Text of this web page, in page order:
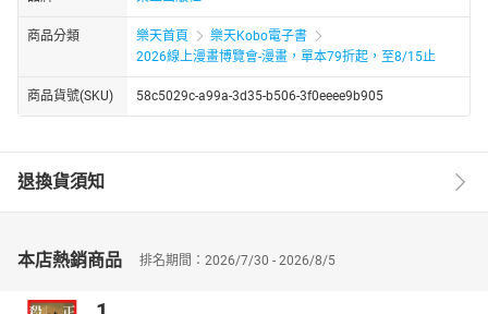
商品分類 樂天首頁
樂天Kobo電子書
2026線上漫畫博覽會-漫畫，單本79折起，至8/15止
商品貨號(SKU) 58c5029c-a99a-3d35-b506-3f0eeee9b905
退換貨須知
本店熱銷商品 排名期間：2026/7/30 - 2026/8/5